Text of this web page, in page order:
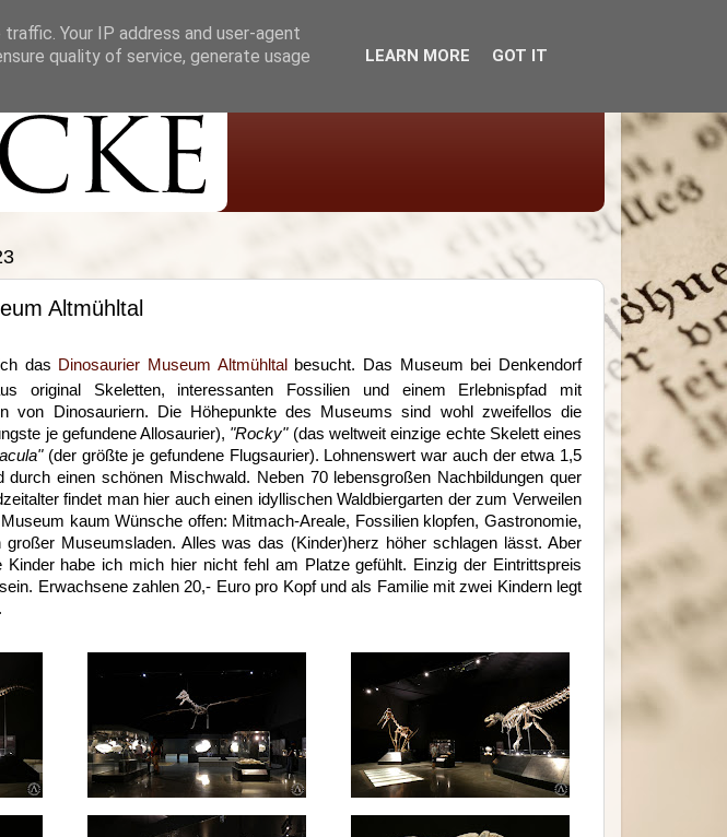
Altmühltal
das Dinosaurier Museum Altmühltal
besucht. Das Museum bei Denkendorf
original Skeletten, interessanten Fossilien und einem Erlebnispfad mit
von Dinosauriern. Die Höhepunkte des Museums sind wohl zweifellos die
je gefundene Allosaurier), "Rocky"(das weltweit einzige echte Skelett eines
(der größte je gefundene Flugsaurier). Lohnenswert war auch der etwa 1,5
durch einen schönen Mischwald. Neben 70 lebensgroßen Nachbildungen quer
findet man hier auch einen idyllischen Waldbiergarten der zum Verweilen
kaum Wünsche offen: Mitmach-Areale, Fossilien klopfen, Gastronomie,
großer Museumsladen. Alles was das (Kinder)herz höher schlagen lässt. Aber
habe ich mich hier nicht fehl am Platze gefühlt. Einzig der Eintrittspreis
Erwachsene zahlen 20,- Euro pro Kopf und als Familie mit zwei Kindern legt
Your IP address and user-agent
quality of service, generate usage
LEARN MORE GOT IT